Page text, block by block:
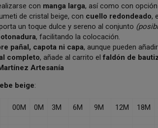
con manga larga, así como con
de cristal beige, con cuello redondeado,
un toque dulce y sereno al conjunto
, facilitando la colocación.
pañal, capota ni capa, aunque pueden
completo, añade al carrito elfaldón de
Artesanía
beige:
00M 0M 3M 6M 9M 12M 18M